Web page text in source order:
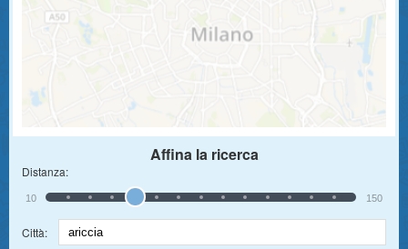
Affina la ricerca
Distanza:
10 150
Città: